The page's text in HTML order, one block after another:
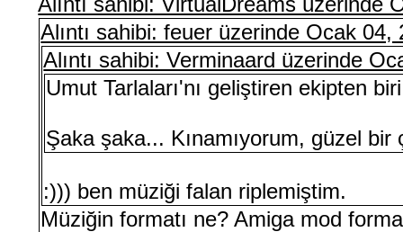
Alıntı sahibi: feuer üzerinde Ocak
Alıntı sahibi: Verminaard üzerinde
Umut Tarlaları'nı geliştiren ekipten
Şaka şaka... Kınamıyorum, güzel
:))) ben müziği falan riplemiştim.
Müziğin formatı ne? Amiga mod